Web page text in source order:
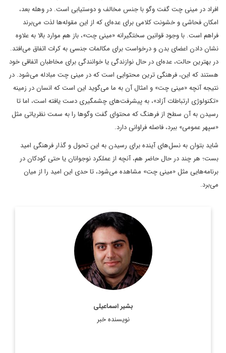
افراد در مینی چت گفت وگو با جنس مخالف و دوستیابی است. در وهله بعد،
امکان فحاشی و خشونت کلامی برای عده‌ای که از این مقوله‌ها لذت می‌برند
فراهم است. با وجود قوانین سختگیرانه «مینی چت»، باز هم موارد بالا به علاوه
نشان دادن اعضای بدن و درخواست برای مکالمات جنسی به کرات اتفاق می‌افتد.
در بهترین حالت، عده‌ای در حال نوازندگی یا خوانندگی برای مخاطبان اتفاقی خود
هستند که این، فرهنگی ‌ترین محتوایی است که در مینی چت مبادله می‌شود. در
نتیجه آنچه «مینی چت» و امثال آن به ما می‌گوید این است که انسان در زمینه
«تکنولوژی ارتباطات آزاد»، به پیشرفت‌های چشمگیری دست یافته است، اما تا
رسیدن به آن سطح از فرهنگ که محتوای گفت وگو‌ها را به سمت نظریاتی مثل
«سپهر عمومی» ببرد، فاصله فراوانی دارد.
شاید بتوان به نسل‌های آینده برای رسیدن به این تحول و گذار فرهنگی امید
بست؛ هر چند در حال حاضر هم، آنچه از عملکرد نوجوانان یا حتی کودکان در
برنامه‌هایی مثل «مینی چت» مشاهده می‌شود، تا حدی این امید را از میان
می‌برد.
بشیر اسماعیلی
نویسنده خبر
عضو هیات علمی دانشگاه آزاد اسلامی
اطلاعات بیشتر